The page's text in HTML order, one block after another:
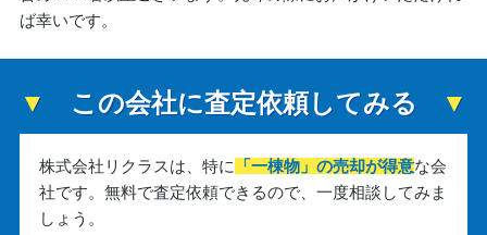
ば幸いです。
この会社に査定依頼してみる
株式会社リクラスは、 特に 「一棟物」の売却が得意な会
社です。 無料で査定依頼できるので、一度相談してみま
しょう。